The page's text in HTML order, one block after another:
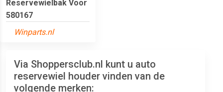
Reservewielbak Voor
580167
Winparts.nl
Via Shoppersclub.nl kunt u auto
reservewiel houder vinden van de
volgende merken: